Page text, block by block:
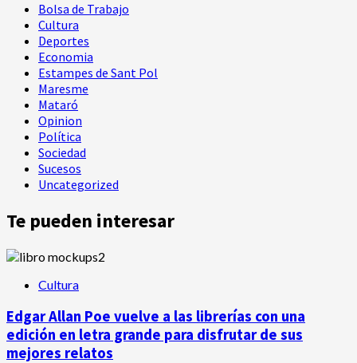
Bolsa de Trabajo
Cultura
Deportes
Economia
Estampes de Sant Pol
Maresme
Mataró
Opinion
Política
Sociedad
Sucesos
Uncategorized
Te pueden interesar
Cultura
Edgar Allan Poe vuelve a las librerías con una
edición en letra grande para disfrutar de sus
mejores relatos